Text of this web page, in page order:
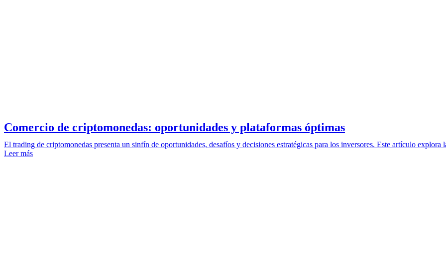
Comercio de criptomonedas: oportunidades y plataformas óptimas
El trading de criptomonedas presenta un sinfín de oportunidades, desafíos y decisiones estratégicas para los inversores. Este artículo
Leer más